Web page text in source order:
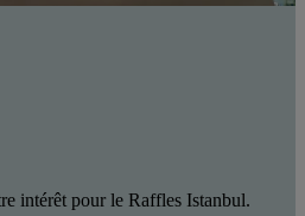
intérêt pour le Raffles Istanbul.